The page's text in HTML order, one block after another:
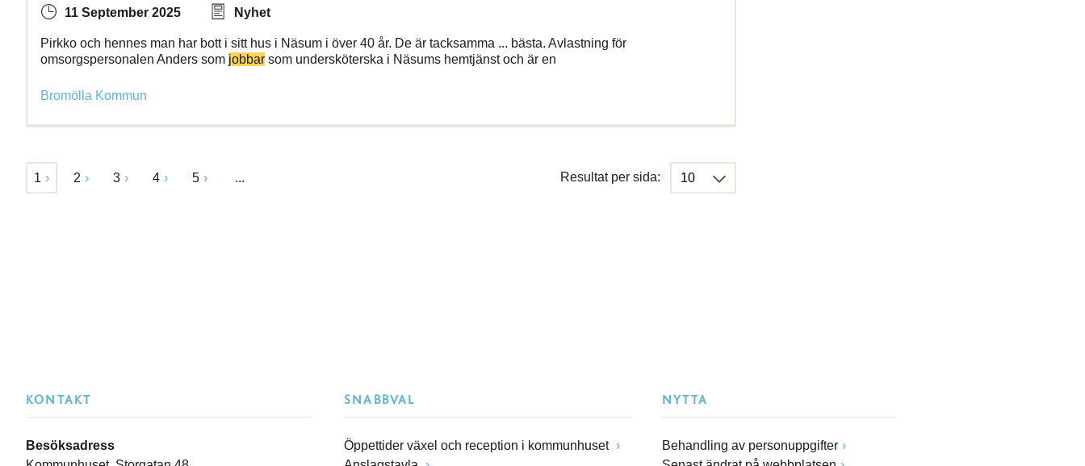
11 September 2025 Nyhet
Pirkko och hennes man har bott i sitt hus i Näsum i över 40 år. De är tacksamma ... bästa. Avlastning för
omsorgspersonalen Anders som jobbar som undersköterska i Näsums hemtjänst och är en
Bromölla Kommun
1 2 3 4 5 ... Resultat per sida:
KONTAKT
Besöksadress
SNABBVAL
Öppettider växel och reception i kommunhuset
NYTTA
Behandling av personuppgifter